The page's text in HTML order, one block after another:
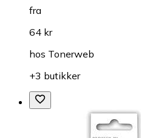
fra
64 kr
hos Tonerweb
+3 butikker